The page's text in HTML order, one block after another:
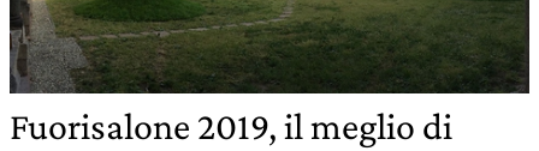
Fuorisalone 2019, il meglio di